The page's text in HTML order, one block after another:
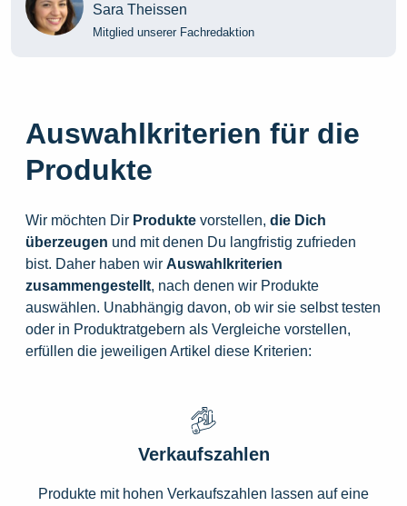
Sara Theissen
Mitglied unserer Fachredaktion
Auswahlkriterien für die
Produkte
Wir möchten Dir Produkte vorstellen, die Dich
überzeugen und mit denen Du langfristig zufrieden
bist. Daher haben wir Auswahlkriterien
zusammengestellt, nach denen wir Produkte
auswählen. Unabhängig davon, ob wir sie selbst testen
oder in Produktratgebern als Vergleiche vorstellen,
erfüllen die jeweiligen Artikel diese Kriterien:
Verkaufszahlen
Produkte mit hohen Verkaufszahlen lassen auf eine